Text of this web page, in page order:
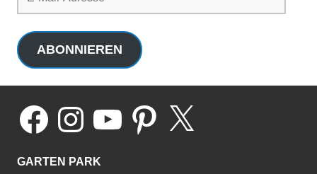
ABONNIEREN
FacebookInstagramYouTubePinterestX
GARTEN PARK